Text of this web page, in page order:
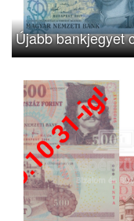
Újabb bankjegyet